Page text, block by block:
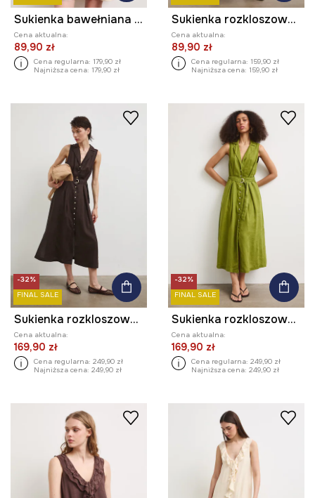
Sukienka bawełniana z falbaną
Cena aktualna:
89,90 zł
Cena regularna: 179,90 zł
Najniższa cena: 179,90 zł
Sukienka rozkloszowana z wiskozą
Cena aktualna:
89,90 zł
Cena regularna: 159,90 zł
Najniższa cena: 159,90 zł
-32%
FINAL SALE
Sukienka rozkloszowana lniana gładka
Cena aktualna:
169,90 zł
Cena regularna: 249,90 zł
Najniższa cena: 249,90 zł
-32%
FINAL SALE
Sukienka rozkloszowana lniana gładka
Cena aktualna:
169,90 zł
Cena regularna: 249,90 zł
Najniższa cena: 249,90 zł